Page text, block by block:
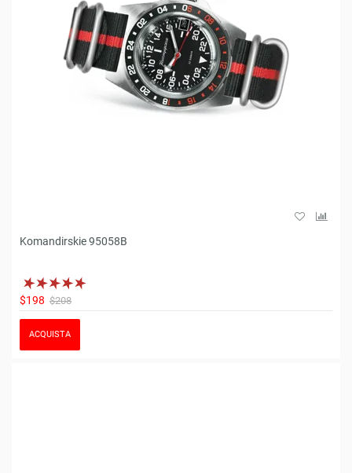
Komandirskie 95058B
$198 $208
ACQUISTA